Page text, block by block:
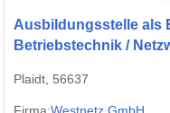
Ausbildungsstelle als
Betriebstechnik /
Plaidt, 56637